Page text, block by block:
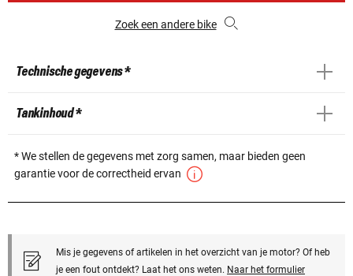
Zoek een andere bike
Technische gegevens *
Tankinhoud *
* We stellen de gegevens met zorg samen, maar bieden geen
garantie voor de correctheid ervan
Mis je gegevens of artikelen in het overzicht van je motor? Of heb
je een fout ontdekt? Laat het ons weten. Naar het formulier